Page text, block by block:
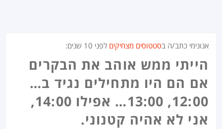
אנונימי כתב/ה בסטטוסים מצחיקים לפני 10 שנים :
הייתי ממש אוהב את הבקרים
אם הם היו מתחילים נגיד ב…
12:00, 13:00… אפילו 14:00,
אני לא אהיה קטנוני.